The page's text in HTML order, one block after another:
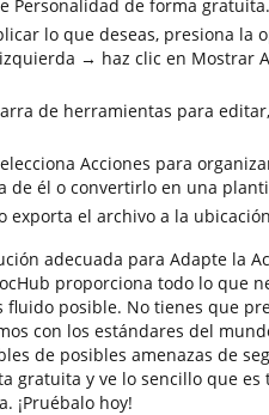
Personalidad de forma gratuita.
lo que deseas, presiona la
→ haz clic en Mostrar
de herramientas para
Acciones para
de él o convertirlo en una
exporta el archivo a la
adecuada para Adapte la
proporciona todo lo que
fluido posible. No tienes que
con los estándares del
de posibles amenazas de
gratuita y ve lo sencillo que es
¡Pruébalo hoy!